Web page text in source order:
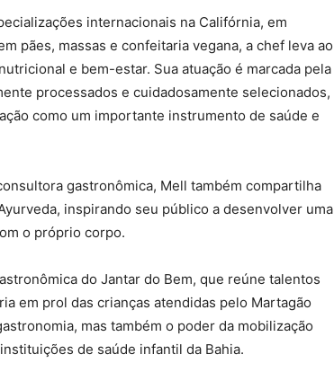
internacionais na Califórnia, em
pães, massas e confeitaria vegana, a chef leva ao
e bem-estar. Sua atuação é marcada pela
processados e cuidadosamente selecionados,
como um importante instrumento de saúde e
gastronômica, Mell também compartilha
inspirando seu público a desenvolver uma
o próprio corpo.
do Jantar do Bem, que reúne talentos
em prol das crianças atendidas pelo Martagão
mas também o poder da mobilização
de saúde infantil da Bahia.